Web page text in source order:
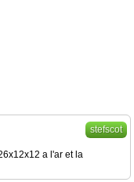
stefscot
a l'ar et la